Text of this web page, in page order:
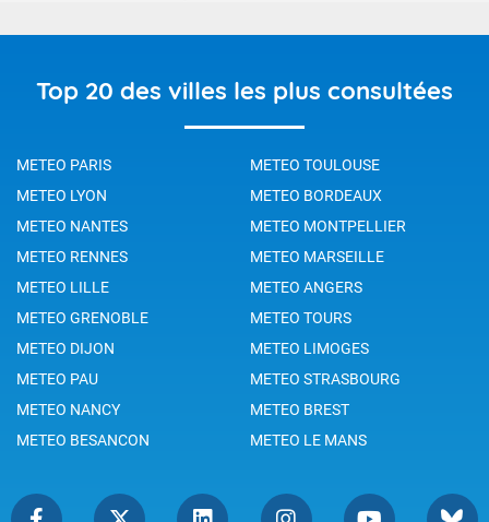
Top 20 des villes les plus consultées
METEO PARIS
METEO TOULOUSE
METEO LYON
METEO BORDEAUX
METEO NANTES
METEO MONTPELLIER
METEO RENNES
METEO MARSEILLE
METEO LILLE
METEO ANGERS
METEO GRENOBLE
METEO TOURS
METEO DIJON
METEO LIMOGES
METEO PAU
METEO STRASBOURG
METEO NANCY
METEO BREST
METEO BESANCON
METEO LE MANS